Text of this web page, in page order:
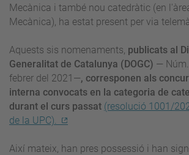
Mecànica i també nou catedràtic (en
Mecànica), ha estat present per via
Aquests sis nomenaments, publicats al
Generalitat de Catalunya (DOGC) —
febrer del 2021—, corresponen als
interna convocats en la categoria de
durant el curs passat (resolució 1001/
de la UPC).
Així mateix, han pres possessió i han